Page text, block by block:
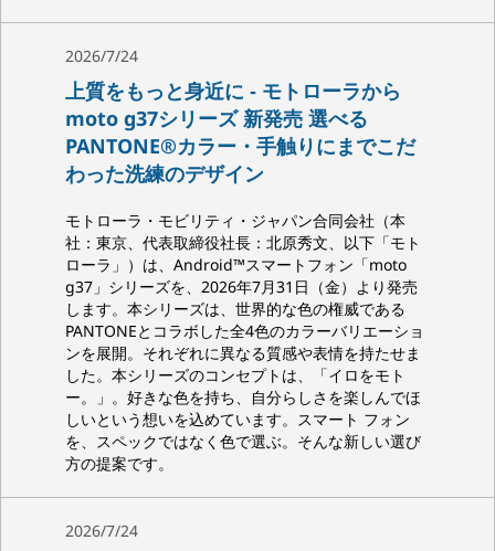
2026/7/24
上質をもっと身近に ‐ モトローラから
moto g37シリーズ 新発売 選べる
PANTONE®カラー・手触りにまでこだ
わった洗練のデザイン
モトローラ・モビリティ・ジャパン合同会社（本
社：東京、代表取締役社長：北原秀文、以下「モト
ローラ」）は、Android™スマートフォン「moto
g37」シリーズを、2026年7月31日（金）より発売
します。本シリーズは、世界的な色の権威である
PANTONEとコラボした全4色のカラーバリエーショ
ンを展開。それぞれに異なる質感や表情を持たせま
した。本シリーズのコンセプトは、「イロをモト
ー。」。好きな色を持ち、自分らしさを楽しんでほ
しいという想いを込めています。スマート フォン
を、スペックではなく色で選ぶ。そんな新しい選び
方の提案です。
2026/7/24